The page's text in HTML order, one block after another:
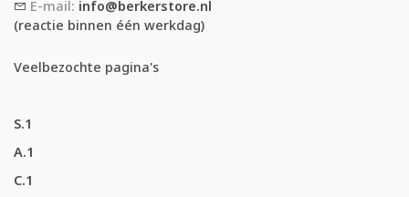
E-mail: info@berkerstore.nl
(reactie binnen één werkdag)
Veelbezochte pagina's
S.1
A.1
C.1